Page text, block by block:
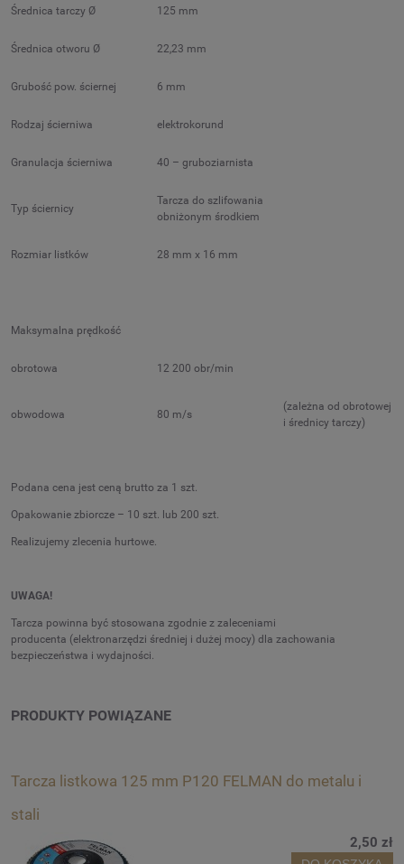
Średnica tarczy Ø 125 mm
Średnica otworu Ø 22,23 mm
Grubość pow. ściernej 6 mm
Rodzaj ścierniwa elektrokorund
Granulacja ścierniwa 40 – gruboziarnista
Typ ściernicy
Tarcza do szlifowania
obniżonym środkiem
Rozmiar listków 28 mm x 16 mm
Maksymalna prędkość
obrotowa 12 200 obr/min
obwodowa 80 m/s
(zależna od obrotowej
i średnicy tarczy)
Podana cena jest ceną brutto za 1 szt.
Opakowanie zbiorcze – 10 szt. lub 200 szt.
Realizujemy zlecenia hurtowe.
UWAGA!
Tarcza powinna być stosowana zgodnie z zaleceniami
producenta (elektronarzędzi średniej i dużej mocy) dla zachowania
bezpieczeństwa i wydajności. ­­­
PRODUKTY POWIĄZANE
Tarcza listkowa 125 mm P120 FELMAN do metalu i
stali
2,50 zł